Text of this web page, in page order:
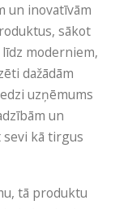
un inovatīvām
sākot
moderniem,
dažādām
uzņēmums
un
kā tirgus
tā produktu